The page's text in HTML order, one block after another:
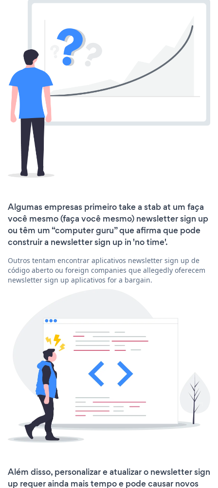
Algumas empresas primeiro take a stab at um faça
você mesmo (faça você mesmo) newsletter sign up
ou têm um “computer guru” que afirma que pode
construir a newsletter sign up in 'no time'.
Outros tentam encontrar aplicativos newsletter sign up de
código aberto ou foreign companies que allegedly oferecem
newsletter sign up aplicativos for a bargain.
Além disso, personalizar e atualizar o newsletter sign
up requer ainda mais tempo e pode causar novos